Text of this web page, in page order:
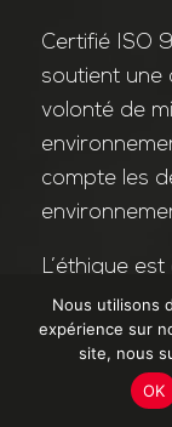
Certifié ISO
soutient une
volonté de
compte les
L’éthique
l’entreprise
sont
différentes
de la lutte
Nous utilisons
expérience sur
site, nous
OK